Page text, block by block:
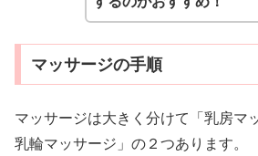
マッサージの手順
マッサージは大きく分けて「乳房マ
乳輪マッサージ」の２つあります。